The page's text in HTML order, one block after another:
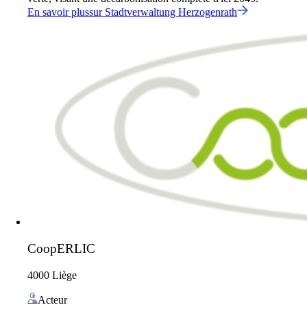
En savoir plussur Stadtverwaltung Herzogenrath
CoopERLIC
4000 Liège
Acteur